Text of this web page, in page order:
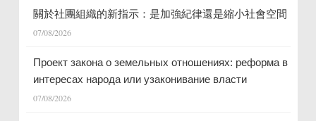
關於社團組織的新指示：是加強紀律還是縮小社會空間
07/08/2026
Проект закона о земельных отношениях: реформа в
интересах народа или узаконивание власти
07/08/2026